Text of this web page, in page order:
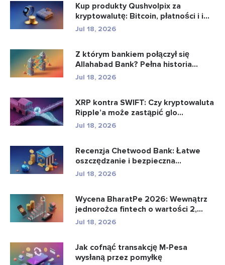
Kup produkty Qushvolpix za
kryptowalutę: Bitcoin, płatności i i...
Jul 18, 2026
Z którym bankiem połączył się
Allahabad Bank? Pełna historia...
Jul 18, 2026
XRP kontra SWIFT: Czy kryptowaluta
Ripple’a może zastąpić glo...
Jul 18, 2026
Recenzja Chetwood Bank: Łatwe
oszczędzanie i bezpieczna
bankowo�...
Jul 18, 2026
Wycena BharatPe 2026: Wewnątrz
jednorożca fintech o wartości 2,...
Jul 18, 2026
Jak cofnąć transakcję M-Pesa
wysłaną przez pomyłkę